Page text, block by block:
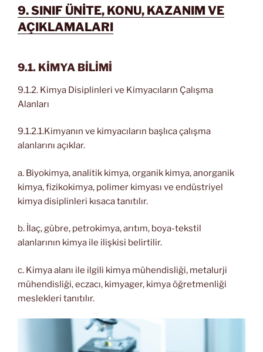
9. SINIF ÜNİTE, KONU, KAZANIM VE
AÇIKLAMALARI
9.1. KİMYA BİLİMİ
9.1.2. Kimya Disiplinleri ve Kimyacıların Çalışma
Alanları
9.1.2.1.Kimyanın ve kimyacıların başlıca çalışma
alanlarını açıklar.
a. Biyokimya, analitik kimya, organik kimya, anorganik
kimya, fizikokimya, polimer kimyası ve endüstriyel
kimya disiplinleri kısaca tanıtılır.
b. İlaç, gübre, petrokimya, arıtım, boya-tekstil
alanlarının kimya ile ilişkisi belirtilir.
c. Kimya alanı ile ilgili kimya mühendisliği, metalurji
mühendisliği, eczacı, kimyager, kimya öğretmenliği
meslekleri tanıtılır.